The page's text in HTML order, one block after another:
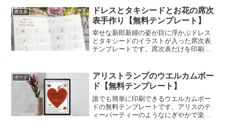
席次表
ドレスとタキシードとお花の席次
表手作り【無料テンプレート】
幸せな新郎新婦の姿が目に浮かぶドレス
とタキシードのイラストが入った席次表
テンプレートです。席次表だけを印刷し
次表を内側にして半分に折ると、ごあい
さつ文・プロフィール・ふたりのなれそ
め紹介・新居案内・メニュー・席次表が
１冊にまとまったパンフレットになりま
すよ。
ボード
アリストランプのウエルカムボー
ド【無料テンプレート】
誰でも簡単に印刷できるウエルカムボー
ドの無料テンプレートです。アリスのテ
ィーパーティーのようなにぎやかで楽し